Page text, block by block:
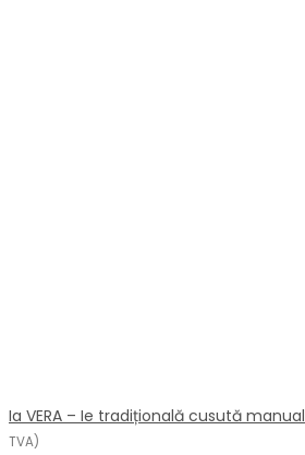
Ia VERA – Ie tradițională cusută manual
TVA)